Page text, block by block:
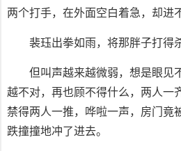
两个打手，在外面空白着急，却进
裴珏出拳如雨，将那胖子打得
但叫声越来越微弱，想是眼见
越不对，再也顾不得什么，两人一
禁得两人一推，哗啦一声，房门竟
跌撞撞地冲了进去。